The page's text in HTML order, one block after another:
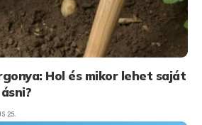
Hol és mikor lehet saját
25.